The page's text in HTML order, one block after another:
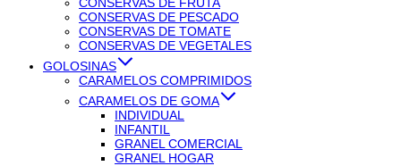
CONSERVAS DE PESCADO
CONSERVAS DE TOMATE
CONSERVAS DE VEGETALES
GOLOSINAS
CARAMELOS COMPRIMIDOS
CARAMELOS DE GOMA
INDIVIDUAL
INFANTIL
GRANEL COMERCIAL
GRANEL HOGAR